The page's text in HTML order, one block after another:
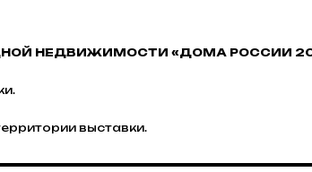
НЕДВИЖИМОСТИ «ДОМА РОССИИ
выставки.